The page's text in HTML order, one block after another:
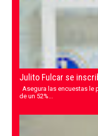
Julito Fulcar se
Asegura las encuestas
de un 52%...